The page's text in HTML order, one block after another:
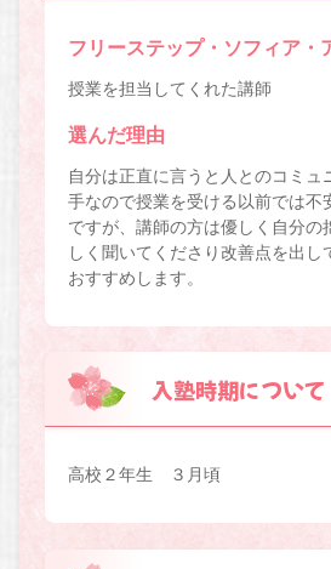
フリーステップ・ソフィア・
授業を担当してくれた講師
選んだ理由
自分は正直に言うと人とのコミュ
手なので授業を受ける以前では不
ですが、講師の方は優しく自分の
しく聞いてくださり改善点を出し
おすすめします。
入塾時期について
高校２年生 ３月頃